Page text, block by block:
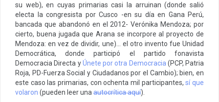
su web), en cuyas primarias casi la arruinan (donde salió
electa la congresista por Cusco -en su día en Gana Perú,
bancada que abandonó en el 2012- Verónika Mendoza; por
cierto, buena jugada que Arana se incorpore al proyecto de
Mendoza: en vez de dividir, une)… el otro invento fue Unidad
Democrática, donde participó el partido fonavista
Democracia Directa yÚnete por otra Democracia (PCP, Patria
Roja, PD-Fuerza Social y Ciudadanos por el Cambio); bien, en
este caso las primarias, con ochenta mil participantes,sí que
volaron (pueden leer una autocrítica aquí).